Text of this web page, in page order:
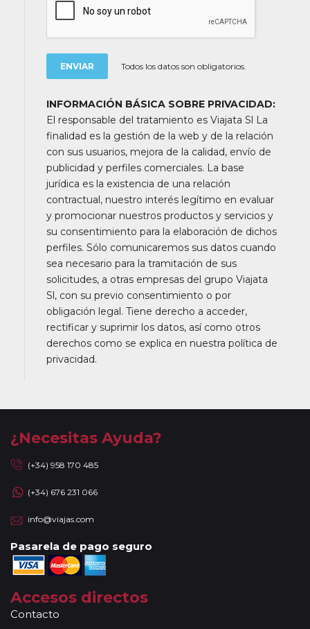
Todos los datos son obligatorios.
INFORMACIÓN BÁSICA SOBRE PRIVACIDAD:
El responsable del tratamiento es Viajata Sl La
finalidad es la gestión de la web y de la relación
con sus usuarios, mejora de la calidad, envío de
publicidad y perfiles comerciales. La base
jurídica es la existencia de una relación
contractual, nuestro interés legítimo en evaluar
y promocionar nuestros productos y servicios y
su consentimiento para la elaboración de dichos
perfiles. Sólo comunicaremos sus datos cuando
sea necesario para la tramitación de sus
solicitudes, a otras empresas del grupo Viajata
Sl, con su previo consentimiento o por
obligación legal. Tiene derecho a acceder,
rectificar y suprimir los datos, así como otros
derechos como se explica en nuestra política de
privacidad.
¿Necesitas Ayuda?
(+34) 958 170 485
(+34) 676 231 066
info@viajas.com
Pasarela de pago seguro
Accesos directos
Contacto